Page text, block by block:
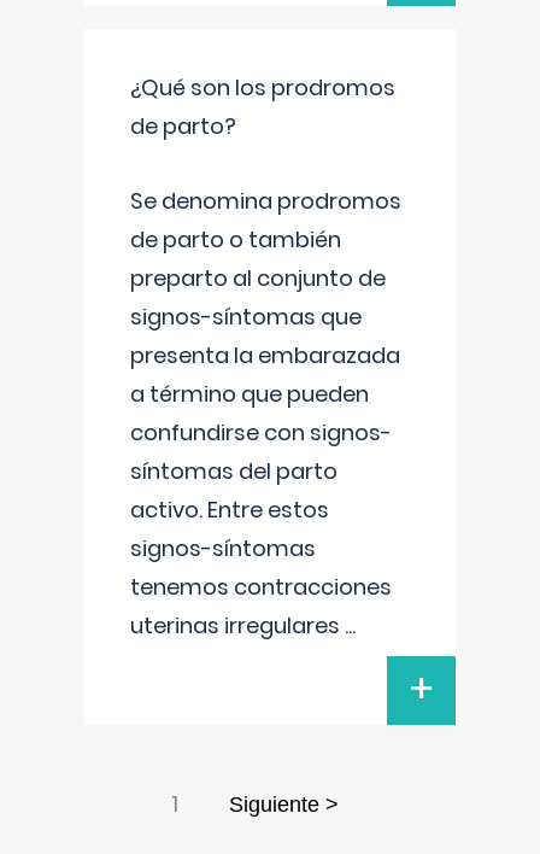
¿Qué son los prodromos
de parto?
Se denomina prodromos
de parto o también
preparto al conjunto de
signos-síntomas que
presenta la embarazada
a término que pueden
confundirse con signos-
síntomas del parto
activo. Entre estos
signos-síntomas
tenemos contracciones
uterinas irregulares ...
+
1 Siguiente >